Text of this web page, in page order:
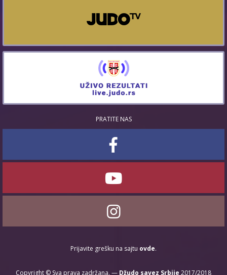
PRATITE NAS
Prijavite grešku na sajtu ovde.
Copyright © Sva prava zadržana. — Džudo savez Srbije 2017/2018